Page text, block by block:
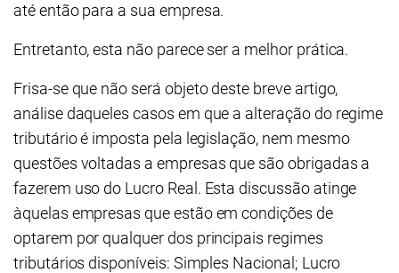
até então para a sua empresa.
Entretanto, esta não parece ser a melhor prática.
Frisa-se que não será objeto deste breve artigo,
análise daqueles casos em que a alteração do regime
tributário é imposta pela legislação, nem mesmo
questões voltadas a empresas que são obrigadas a
fazerem uso do Lucro Real. Esta discussão atinge
àquelas empresas que estão em condições de
optarem por qualquer dos principais regimes
tributários disponíveis: Simples Nacional; Lucro